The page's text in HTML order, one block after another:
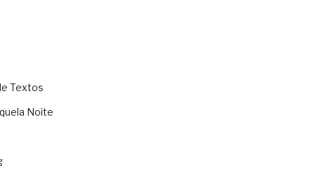
Textos
Noite